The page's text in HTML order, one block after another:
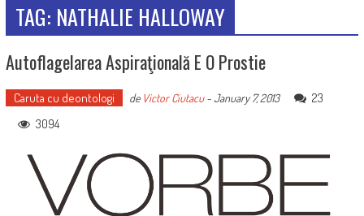
TAG: NATHALIE HALLOWAY
Autoflagelarea Aspiraţională E O Prostie
Caruta cu deontologi de Victor Ciutacu-January 7, 2013
23
3094